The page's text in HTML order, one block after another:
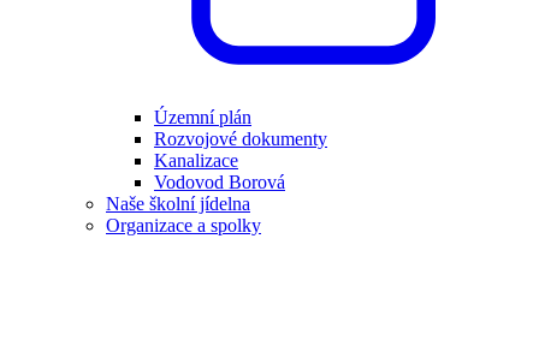
Územní plán
Rozvojové dokumenty
Kanalizace
Vodovod Borová
Naše školní jídelna
Organizace a spolky